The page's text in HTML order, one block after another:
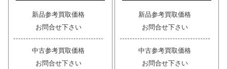
新品参考買取価格
お問合せ下さい
中古参考買取価格
お問合せ下さい
新品参考買取価格
お問合せ下さい
中古参考買取価格
お問合せ下さい